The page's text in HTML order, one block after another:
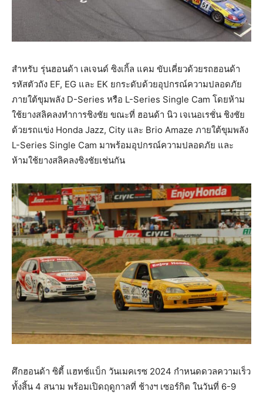
สำหรับ รุ่นฮอนด้า เลเจนด์ ซิงเกิ้ล แคม ขับเคี่ยวด้วยรถฮอนด้า
รหัสตัวถัง EF, EG และ EK ยกระดับด้วยอุปกรณ์ความปลอดภัย
ภายใต้ขุมพลัง D-Series หรือ L-Series Single Cam โดยห้าม
ใช้ยางสลิคลงทำการชิงชัย ขณะที่ ฮอนด้า นิว เจเนอเรชั่น ชิงชัย
ด้วยรถแข่ง Honda Jazz, City และ Brio Amaze ภายใต้ขุมพลัง
L-Series Single Cam มาพร้อมอุปกรณ์ความปลอดภัย และ
ห้ามใช้ยางสลิคลงชิงชัยเช่นกัน
ศึกฮอนด้า ซิตี้ แฮทช์แบ็ก วันเมคเรซ 2024 กำหนดดวลความเร็ว
ทั้งสิ้น 4 สนาม พร้อมเปิดฤดูกาลที่ ช้างฯ เซอร์กิต ในวันที่ 6-9